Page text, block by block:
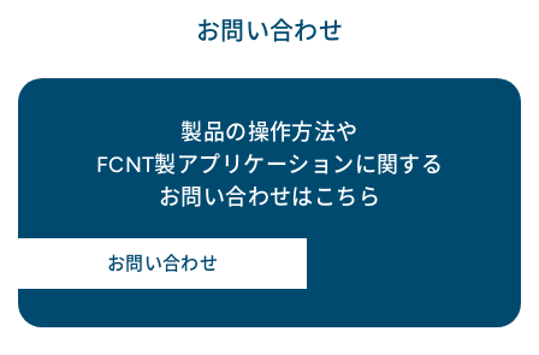
お問い合わせ
製品の操作方法や
FCNT製アプリケーションに関する
お問い合わせはこちら
お問い合わせ